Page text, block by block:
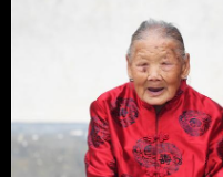
생생 중국어